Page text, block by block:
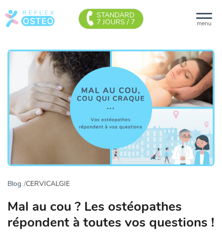
menu
STANDARD
7 JOURS / 7
Blog CERVICALGIE
Mal au cou ? Les ostéopathes
répondent à toutes vos questions !